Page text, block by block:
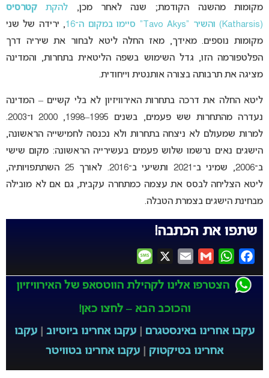
מקומות מהשנה הקודמת; שנה לאחר מכן, להקת קטרסיס
(Katharsis) והשיר “Tavo Akys” סיימו במקום ה־16
, ירידה של שני
מקומות נוספים. מאידך, מאז החלה ליטא לבחור את שיריה דרך
הפלטפורמה הזו, גדל השימוש בשפה הליטאית בתחרות, והמדינה
מציגה את תרבותה בצורה אותנטית וייחודית.
ליטא החלה את דרכה בתחרות האירוויזיון לא בלי קשיים – המדינה
נעדרה מהתחרות שש פעמים, בשנים 1995–1998, 2000 ו־2003.
למרות שמעולם לא ניצחה בתחרות ולא נכנסה לחמישייה הראשונה,
הישגים נאים נרשמו שלוש פעמים בעשירייה הראשונה: מקום שישי
ב־2006, שמיני ב־2021 ותשיעי ב־2016. לאורך 25 השתתפויותיה,
ליטא הצליחה לבסס את עצמה כמתחרה עקבית, גם אם לא מובילה
מבחינת הישגים בצמרת הטבלה.
שתפו את הכתבה!
Facebook
WhatsApp
Gmail
Email
הצטרפו אלינו לקהילת הווטסאפ של האירוויזיון
והכוכב הבא – לחצו כאן!
עקבו אחרינו באינסטגרם
עקבו אחרינו ביוטיוב
עקבו
אחרינו בטיקטוק
עקבו אחרינו בטוויטר